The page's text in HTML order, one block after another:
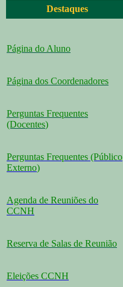
Destaques
Página do Aluno
Página dos Coordenadores
Perguntas Frequentes
(Docentes)
Perguntas Frequentes (Público
Externo)
Agenda de Reuniões do
CCNH
Reserva de Salas de Reunião
Eleições CCNH